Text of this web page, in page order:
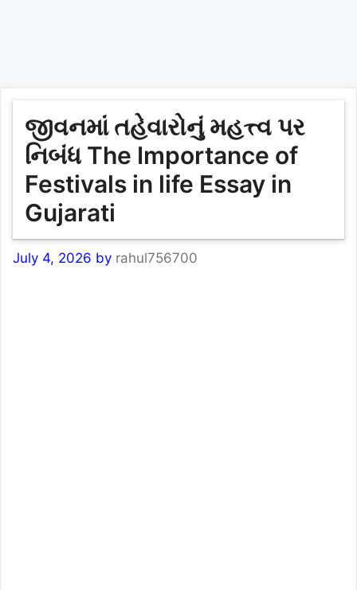
જીવનમાં તહેવારોનું મહત્ત્વ પર
નિબંધ The Importance of
Festivals in life Essay in
Gujarati
July 4, 2026 by rahul756700